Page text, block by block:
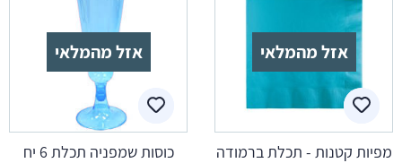
אזל מהמלאי
מפיות קטנות - תכלת ברמודה
אזל מהמלאי
כוסות שמפניה תכלת 6 יח